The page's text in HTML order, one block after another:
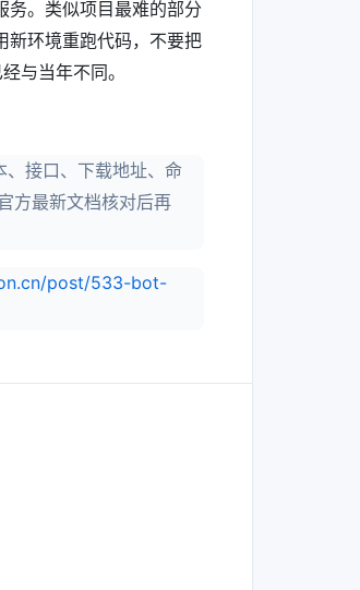
务。类似项目最难的部分
新环境重跑代码，不要把
与当年不同。
、接口、下载地址、命
方最新文档核对后再
post/533-bot-